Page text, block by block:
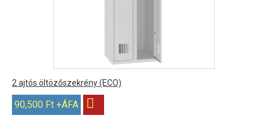
2 ajtós öltözőszekrény (ECO)
90,500 Ft +ÁFA